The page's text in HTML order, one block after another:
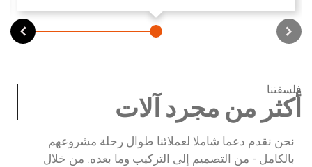
فلسفتنا
أكثر من مجرد آلات
نحن نقدم دعما شاملا لعملائنا طوال رحلة مشروعهم
بالكامل - من التصميم إلى التركيب وما بعده. من خلال